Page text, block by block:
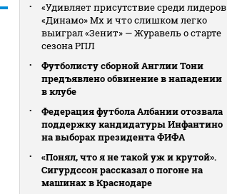
«Удивляет присутствие среди лидеров
«Динамо» Мх и что слишком легко
выиграл «Зенит» — Журавель о старте
сезона РПЛ
Футболисту сборной Англии Тони
предъявлено обвинение в нападении
в клубе
Федерация футбола Албании отозвала
поддержку кандидатуры Инфантино
на выборах президента ФИФА
«Понял, что я не такой уж и крутой».
Сигурдссон рассказал о погоне на
машинах в Краснодаре